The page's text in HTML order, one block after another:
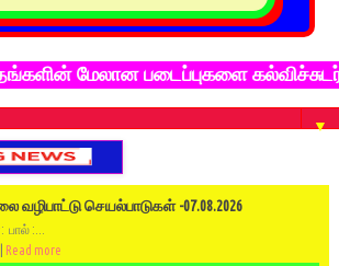
படைப்புகளை கல்விச்சுடர்
▼
வழிபாட்டு செயல்பாடுகள் -07.08.2026
பால் :...
Read more